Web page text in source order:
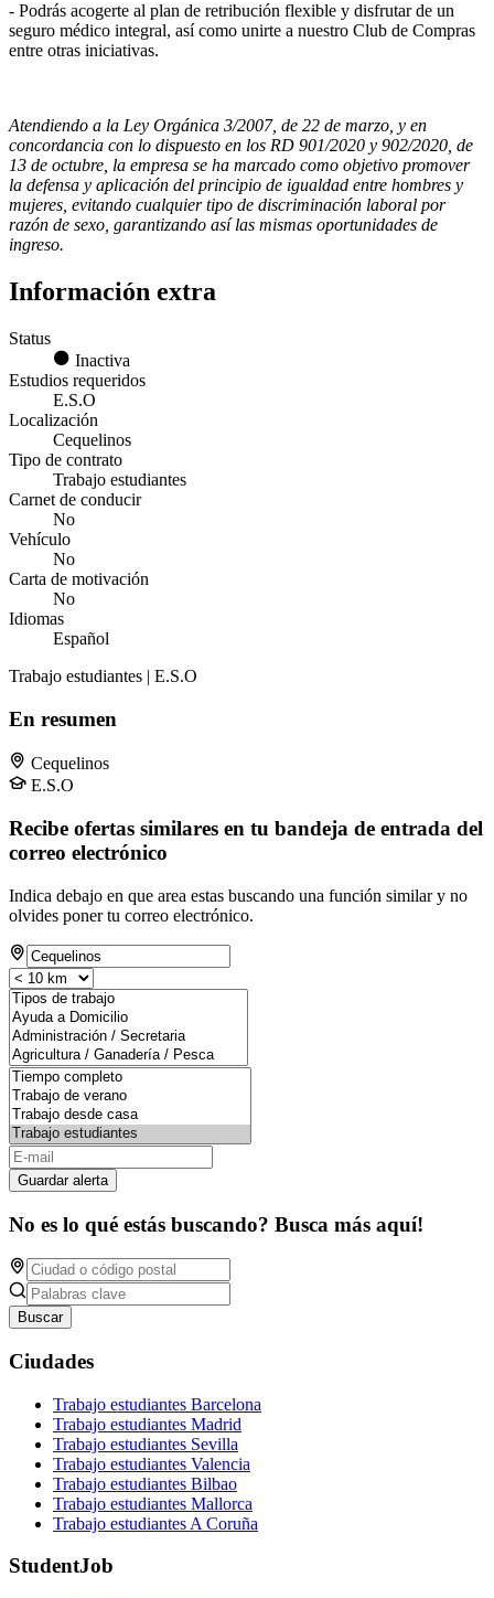
- Podrás acogerte al plan de retribución flexible y disfrutar de un
seguro médico integral, así como unirte a nuestro Club de Compras
entre otras iniciativas.
Atendiendo a la Ley Orgánica 3/2007, de 22 de marzo, y en
concordancia con lo dispuesto en los RD 901/2020 y 902/2020, de
13 de octubre, la empresa se ha marcado como objetivo promover
la defensa y aplicación del principio de igualdad entre hombres y
mujeres, evitando cualquier tipo de discriminación laboral por
razón de sexo, garantizando así las mismas oportunidades de
ingreso.
Información extra
Status
Inactiva
Estudios requeridos
E.S.O
Localización
Cequelinos
Tipo de contrato
Trabajo estudiantes
Carnet de conducir
No
Vehículo
No
Carta de motivación
No
Idiomas
Español
Trabajo estudiantes | E.S.O
En resumen
Cequelinos
E.S.O
Recibe ofertas similares en tu bandeja de entrada del
correo electrónico
Indica debajo en que area estas buscando una función similar y no
olvides poner tu correo electrónico.
Guardar alerta
No es lo qué estás buscando? Busca más aquí!
Buscar
Ciudades
Trabajo estudiantes Barcelona
Trabajo estudiantes Madrid
Trabajo estudiantes Sevilla
Trabajo estudiantes Valencia
Trabajo estudiantes Bilbao
Trabajo estudiantes Mallorca
Trabajo estudiantes A Coruña
StudentJob